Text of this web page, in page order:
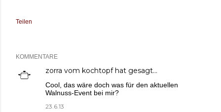
Teilen
KOMMENTARE
zorra vom kochtopfhat gesagt…
Cool, das wäre doch was für den aktuellen
Walnuss-Event bei mir?
23.6.13